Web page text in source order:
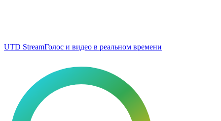
UTD StreamГолос и видео в реальном времени